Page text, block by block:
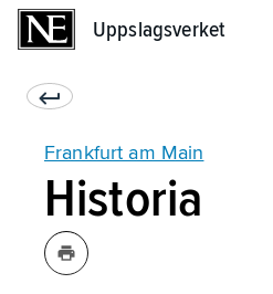
Uppslagsverket
Frankfurt am Main
Historia